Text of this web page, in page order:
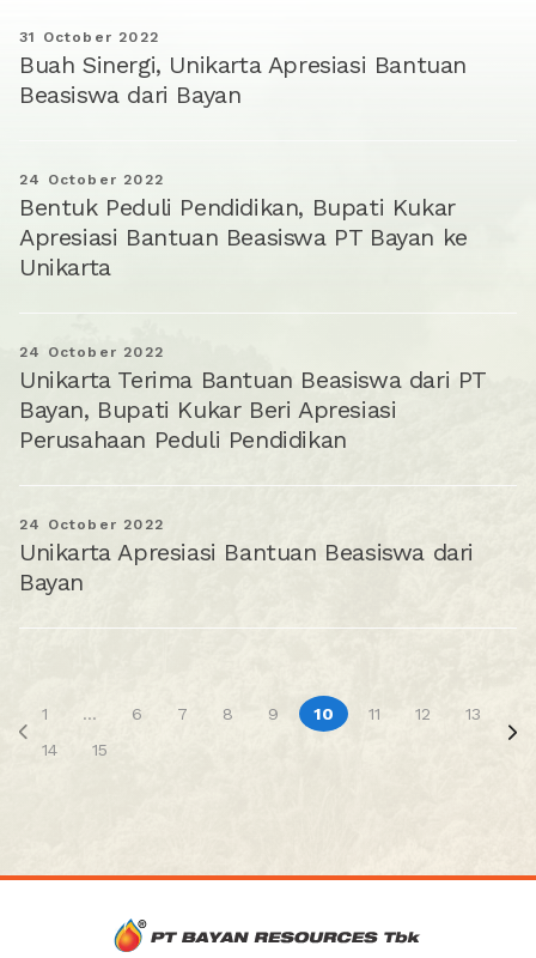
31 October 2022
Buah Sinergi, Unikarta Apresiasi Bantuan
Beasiswa dari Bayan
24 October 2022
Bentuk Peduli Pendidikan, Bupati Kukar
Apresiasi Bantuan Beasiswa PT Bayan ke
Unikarta
24 October 2022
Unikarta Terima Bantuan Beasiswa dari PT
Bayan, Bupati Kukar Beri Apresiasi
Perusahaan Peduli Pendidikan
24 October 2022
Unikarta Apresiasi Bantuan Beasiswa dari
Bayan
1 ... 6 7 8 9 10 11 12
13
14
15